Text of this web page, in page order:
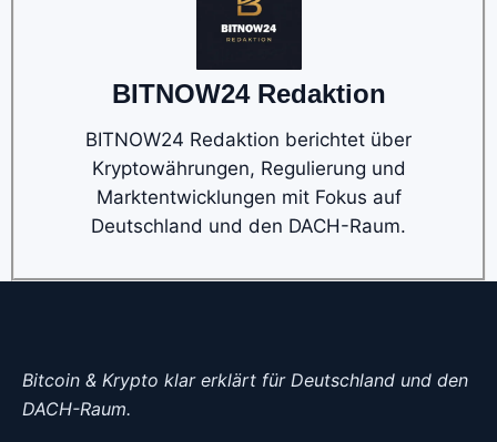
BITNOW24 Redaktion
BITNOW24 Redaktion berichtet über
Kryptowährungen, Regulierung und
Marktentwicklungen mit Fokus auf
Deutschland und den DACH-Raum.
Bitcoin & Krypto klar erklärt für Deutschland und den
DACH-Raum.